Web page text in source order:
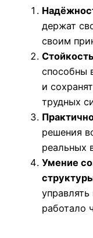
держат
своим
способны
и
трудных
решения
реальных
Умение
работало